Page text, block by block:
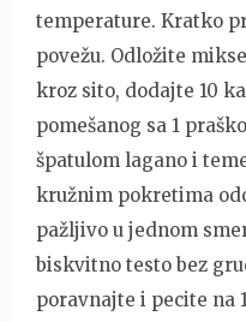
temperature. Kratko
povežu. Odložite
kroz sito, dodajte 10
pomešanog sa 1
špatulom lagano i
kružnim pokretima
pažljivo u jednom
biskvitno testo bez
poravnajte i pecite na